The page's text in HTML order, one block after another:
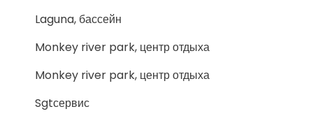
Laguna, бассейн
Monkey river park, центр отдыха
Monkey river park, центр отдыха
Sgtсервис